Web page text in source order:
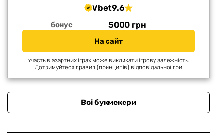
Vbet9.6
бонус 5000 грн
На сайт
Участь в азартних іграх може викликати ігрову залежність.
Дотримуйтеся правил (принципів) відповідальної гри
Всі букмекери